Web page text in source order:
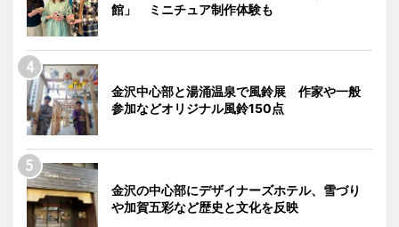
館」 ミニチュア制作体験も
金沢中心部と湯涌温泉で風鈴展 作家や一般
参加などオリジナル風鈴150点
金沢の中心部にデザイナーズホテル、雪づり
や加賀五彩など歴史と文化を反映